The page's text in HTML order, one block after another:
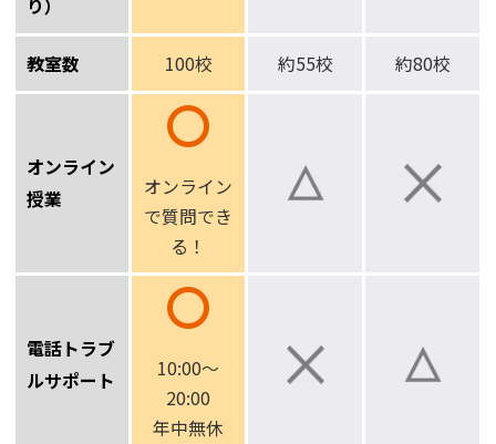
り）
教室数 100校 約55校 約80校
オンライン
授業
オンライン
で質問でき
る！
電話トラブ
ルサポート
10:00～
20:00
年中無休